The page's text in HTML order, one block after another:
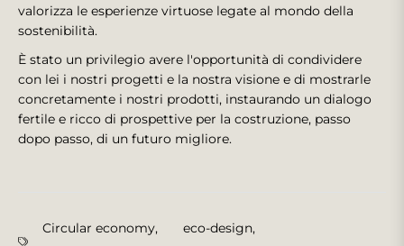
valorizza le esperienze virtuose legate al mondo della
sostenibilità.
È stato un privilegio avere l'opportunità di condividere
con lei i nostri progetti e la nostra visione e di mostrarle
concretamente i nostri prodotti, instaurando un dialogo
fertile e ricco di prospettive per la costruzione, passo
dopo passo, di un futuro migliore.
Circular economy, eco-design,